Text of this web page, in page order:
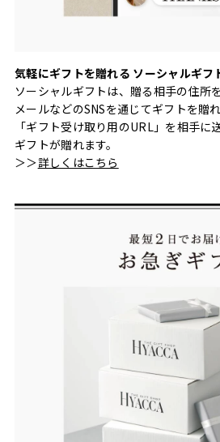
気軽にギフトを贈れる ソーシャルギフ
ソーシャルギフトは、贈る相手の住所
メールなどのSNSを通じてギフトを贈
「ギフト受け取り用のURL」を相手に
ギフトが贈れます。
＞＞詳しくはこちら